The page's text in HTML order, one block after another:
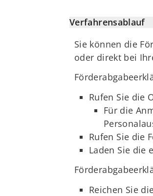
Verfahrensablauf
Sie können die
oder direkt bei
Rufen Sie die
Für die
Rufen Sie die
Laden Sie die
Reichen Sie